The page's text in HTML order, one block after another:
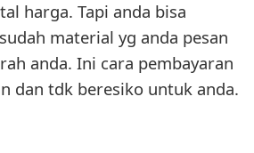
harga. Tapi anda bisa
material yg anda pesan
anda. Ini cara pembayaran
dan tdk beresiko untuk anda.